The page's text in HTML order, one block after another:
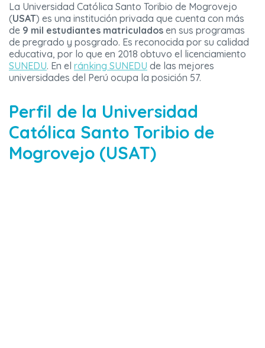
La Universidad Católica Santo Toribio de Mogrovejo
(USAT) es una institución privada que cuenta con más
de 9 mil estudiantes matriculados en sus programas
de pregrado y posgrado. Es reconocida por su calidad
educativa, por lo que en 2018 obtuvo el licenciamiento
SUNEDU. En el ránking SUNEDU de las mejores
universidades del Perú ocupa la posición 57.
Perfil de la Universidad
Católica Santo Toribio de
Mogrovejo (USAT)